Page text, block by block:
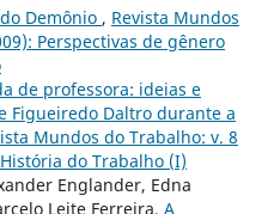
Demônio , Revista Mundos
Perspectivas de gênero
de professora: ideias e
Figueiredo Daltro durante a
Mundos do Trabalho: v. 8
do Trabalho (I)
Englander, Edna
Leite Ferreira, A